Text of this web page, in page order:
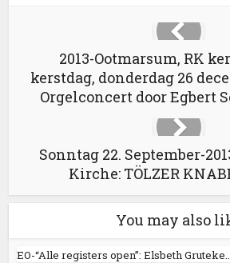
2013-Ootmarsum, RK
kerstdag, donderdag 26
Orgelconcert door Egbert
Sonntag 22. September-
Kirche: TÖLZER
You may also
EO-“Alle registers open”: Elsbeth Gruteke...